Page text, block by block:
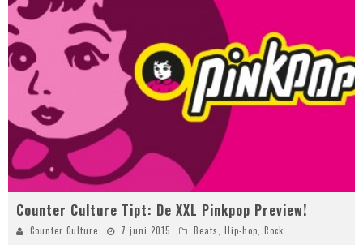
Counter Culture Tipt: De XXL Pinkpop Preview!
Counter Culture 7 juni 2015 Beats, Hip-hop, Rock